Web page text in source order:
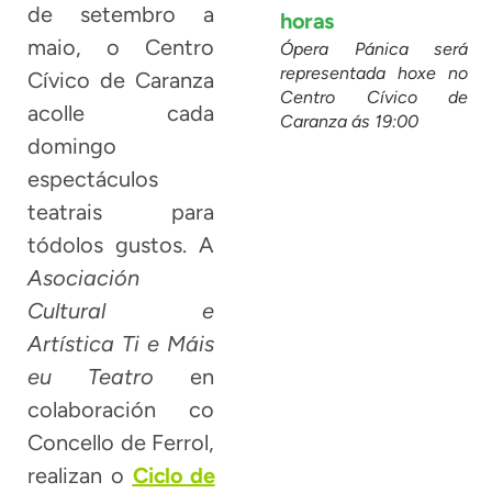
de setembro a
maio, o Centro
Cívico de Caranza
acolle cada
domingo
espectáculos
teatrais para
tódolos gustos. A
Asociación
Cultural e
Artística Ti e Máis
eu Teatro en
colaboración co
Concello de Ferrol,
realizan o Ciclo de
Ópera Pánica será
representada hoxe no
Centro Cívico de
Caranza ás 19:00